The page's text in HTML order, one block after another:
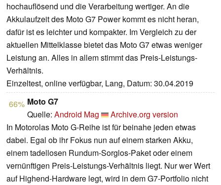
hochauflösend und die Verarbeitung wertiger. An die
Akkulaufzeit des Moto G7 Power kommt es nicht heran,
dafür ist es leichter und kompakter. Im Vergleich zu der
aktuellen Mittelklasse bietet das Moto G7 etwas weniger
Leistung an. Alles in allem stimmt das Preis-Leistungs-
Verhältnis.
Einzeltest, online verfügbar, Lang, Datum: 30.04.2019
66% Moto G7
Quelle: Android Mag
Archive.org version
In Motorolas Moto G-Reihe ist für beinahe jeden etwas
dabei. Egal ob ihr Fokus nun auf einem starken Akku,
einem tadellosen Rundum-Sorglos-Paket oder einem
vernünftigen Preis-Leistungs-Verhältnis liegt. Nur wer Wert
auf Highend-Hardware legt, wird in dem G7-Portfolio nicht